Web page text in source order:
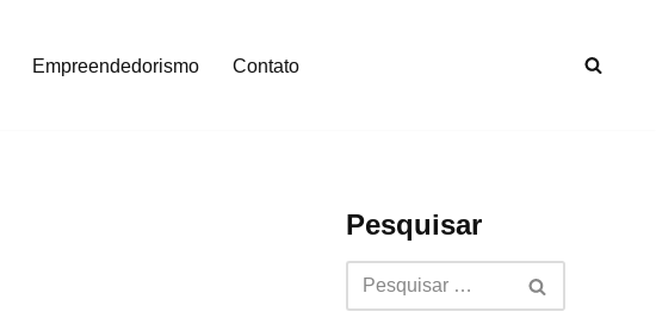
Empreendedorismo Contato
Pesquisar